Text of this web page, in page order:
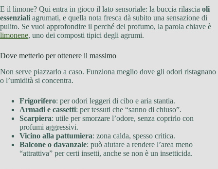
E il limone? Qui entra in gioco il lato sensoriale: la buccia rilascia oli
essenziali agrumati, e quella nota fresca dà subito una sensazione di
pulito. Se vuoi approfondire il perché del profumo, la parola chiave è
limonene, uno dei composti tipici degli agrumi.
Dove metterlo per ottenere il massimo
Non serve piazzarlo a caso. Funziona meglio dove gli odori ristagnano
o l’umidità si concentra.
Frigorifero: per odori leggeri di cibo e aria stantia.
Armadi e cassetti: per tessuti che “sanno di chiuso”.
Scarpiera: utile per smorzare l’odore, senza coprirlo con
profumi aggressivi.
Vicino alla pattumiera: zona calda, spesso critica.
Balcone o davanzale: può aiutare a rendere l’area meno
“attrattiva” per certi insetti, anche se non è un insetticida.